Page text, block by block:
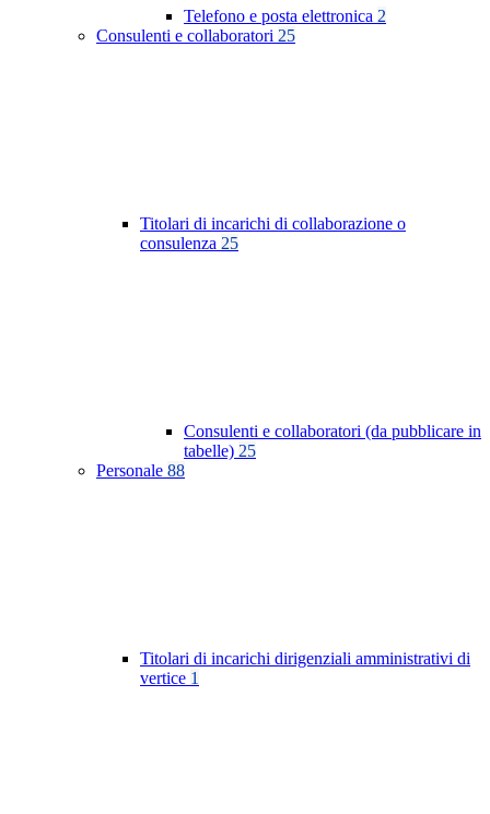
Telefono e posta elettronica 2
Consulenti e collaboratori 25
Titolari di incarichi di collaborazione o
consulenza 25
Consulenti e collaboratori (da pubblicare in
tabelle) 25
Personale 88
Titolari di incarichi dirigenziali amministrativi di
vertice 1